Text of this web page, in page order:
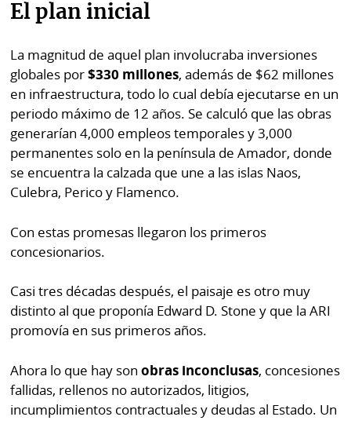
El plan inicial
La magnitud de aquel plan involucraba inversiones
globales por$330 millones, además de $62 millones
en infraestructura, todo lo cual debía ejecutarse en un
periodo máximo de 12 años. Se calculó que las obras
generarían 4,000 empleos temporales y 3,000
permanentes solo en la península de Amador, donde
se encuentra la calzada que une a las islas Naos,
Culebra, Perico y Flamenco.
Con estas promesas llegaron los primeros
concesionarios.
Casi tres décadas después, el paisaje es otro muy
distinto al que proponía Edward D. Stone y que la ARI
promovía en sus primeros años.
Ahora lo que hay sonobras inconclusas, concesiones
fallidas, rellenos no autorizados, litigios,
incumplimientos contractuales y deudas al Estado. Un